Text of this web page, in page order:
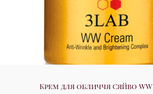
Крем для обличчя Сяйво